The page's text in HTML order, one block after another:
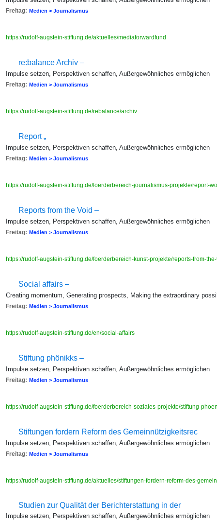
Freitag: Medien > Journalismus
https://rudolf-augstein-stiftung.de/aktuelles/mediaforwardfund
re:balance Archiv –
Impulse setzen, Perspektiven schaffen, Außergewöhnliches ermöglichen
Freitag: Medien > Journalismus
https://rudolf-augstein-stiftung.de/rebalance/archiv
Report „
Impulse setzen, Perspektiven schaffen, Außergewöhnliches ermöglichen
Freitag: Medien > Journalismus
https://rudolf-augstein-stiftung.de/foerderbereich-journalismus-projekte/report-
Reports from the Void –
Impulse setzen, Perspektiven schaffen, Außergewöhnliches ermöglichen
Freitag: Medien > Journalismus
https://rudolf-augstein-stiftung.de/foerderbereich-kunst-projekte/reports-from-
Social affairs –
Creating momentum, Generating prospects, Making the extraordinary
Freitag: Medien > Journalismus
https://rudolf-augstein-stiftung.de/en/social-affairs
Stiftung phönikks –
Impulse setzen, Perspektiven schaffen, Außergewöhnliches ermöglichen
Freitag: Medien > Journalismus
https://rudolf-augstein-stiftung.de/foerderbereich-soziales-projekte/stiftung-
Stiftungen fordern Reform des Gemeinnützigkeitsrec
Impulse setzen, Perspektiven schaffen, Außergewöhnliches ermöglichen
Freitag: Medien > Journalismus
https://rudolf-augstein-stiftung.de/aktuelles/stiftungen-fordern-reform-des-
Studien zur Qualität der Berichterstattung in der
Impulse setzen, Perspektiven schaffen, Außergewöhnliches ermöglichen